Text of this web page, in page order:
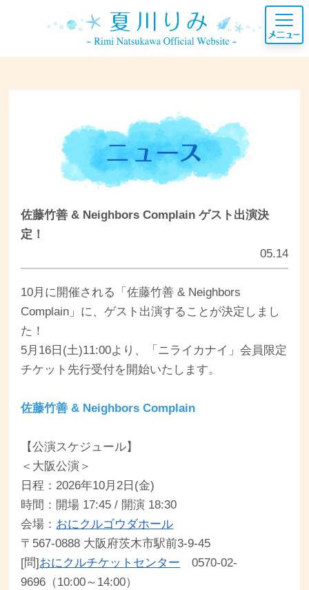
佐藤竹善 & Neighbors Complain ゲスト出演決
定！
05.14
10月に開催される「佐藤竹善 & Neighbors
Complain」に、ゲスト出演することが決定しまし
た！
5月16日(土)11:00より、「ニライカナイ」会員限定
チケット先行受付を開始いたします。
佐藤竹善 & Neighbors Complain
【公演スケジュール】
＜大阪公演＞
日程：2026年10月2日(金)
時間：開場 17:45 / 開演 18:30
会場： おにクルゴウダホール
〒567-0888 大阪府茨木市駅前3-9-45
[問] おにクルチケットセンター 0570-02-
9696（10:00～14:00）